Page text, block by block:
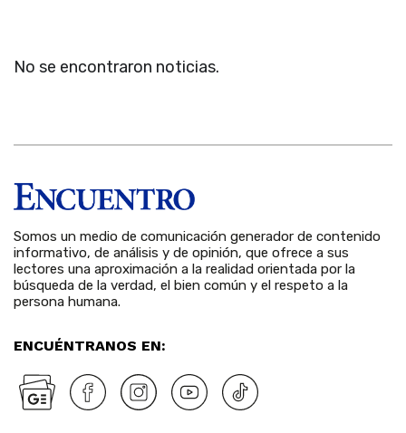
No se encontraron noticias.
Somos un medio de comunicación generador de contenido
informativo, de análisis y de opinión, que ofrece a sus
lectores una aproximación a la realidad orientada por la
búsqueda de la verdad, el bien común y el respeto a la
persona humana.
ENCUÉNTRANOS EN: